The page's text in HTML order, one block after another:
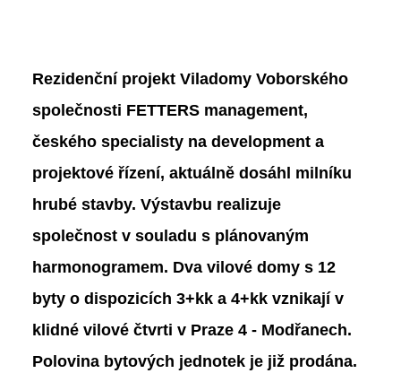
Rezidenční projekt Viladomy Voborského
společnosti FETTERS management,
českého specialisty na development a
projektové řízení, aktuálně dosáhl milníku
hrubé stavby. Výstavbu realizuje
společnost v souladu s plánovaným
harmonogramem. Dva vilové domy s 12
byty o dispozicích 3+kk a 4+kk vznikají v
klidné vilové čtvrti v Praze 4 - Modřanech.
Polovina bytových jednotek je již prodána.